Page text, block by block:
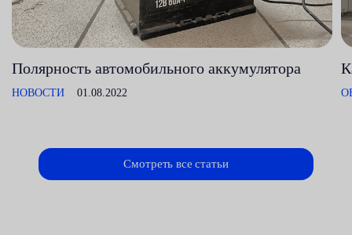
Полярность автомобильного аккумулятора
НОВОСТИ 01.08.2022
Смотреть все статьи